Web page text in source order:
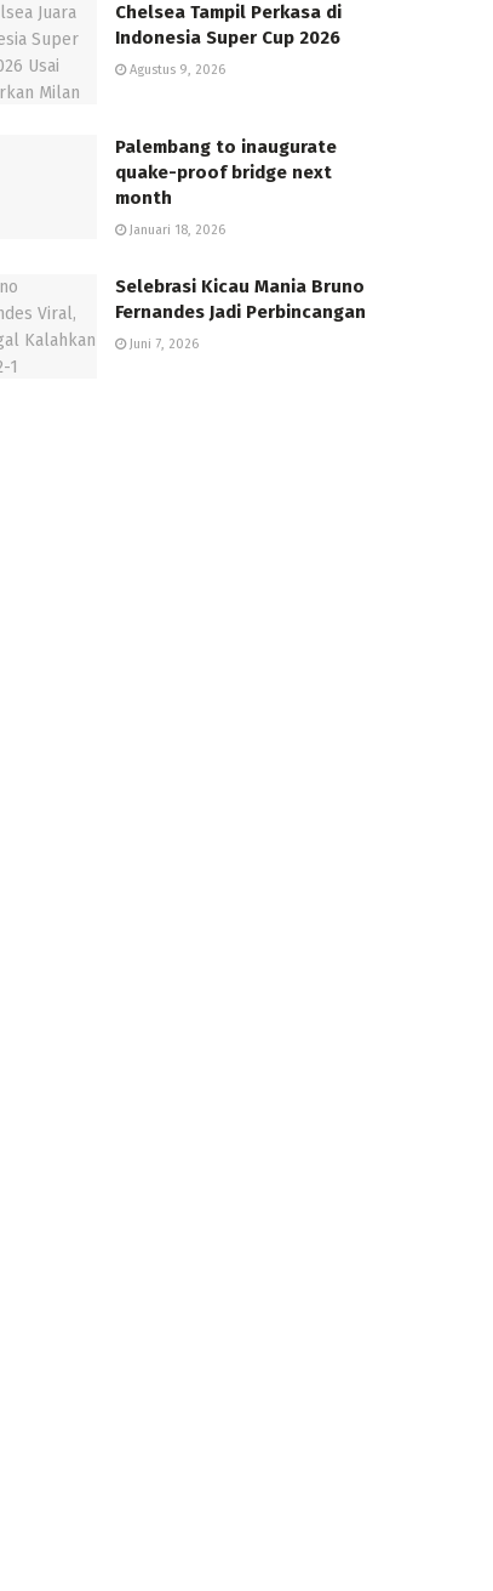
Chelsea Tampil Perkasa di
Indonesia Super Cup 2026
Agustus 9, 2026
Palembang to inaugurate
quake-proof bridge next
month
Januari 18, 2026
Selebrasi Kicau Mania Bruno
Fernandes Jadi Perbincangan
Juni 7, 2026